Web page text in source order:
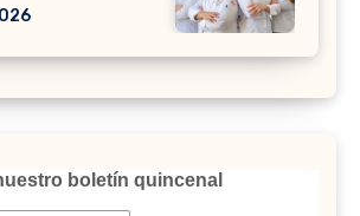
boletín quincenal